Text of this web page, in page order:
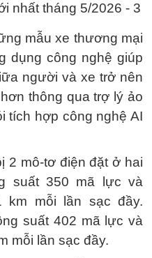
mẫu xe thương mại
dụng công nghệ giúp
người và xe trở nên
thông qua trợ lý ảo
tích hợp công nghệ AI
2 mô-tơ điện đặt ở hai
suất 350 mã lực và
km mỗi lần sạc đầy.
suất 402 mã lực và
mỗi lần sạc đầy.